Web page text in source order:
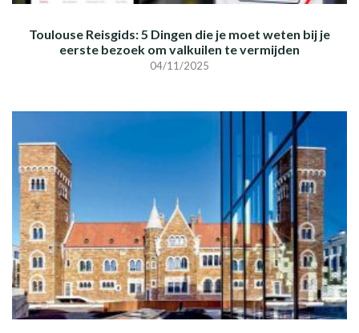
Toulouse Reisgids: 5 Dingen die je moet weten bij je
eerste bezoek om valkuilen te vermijden
04/11/2025